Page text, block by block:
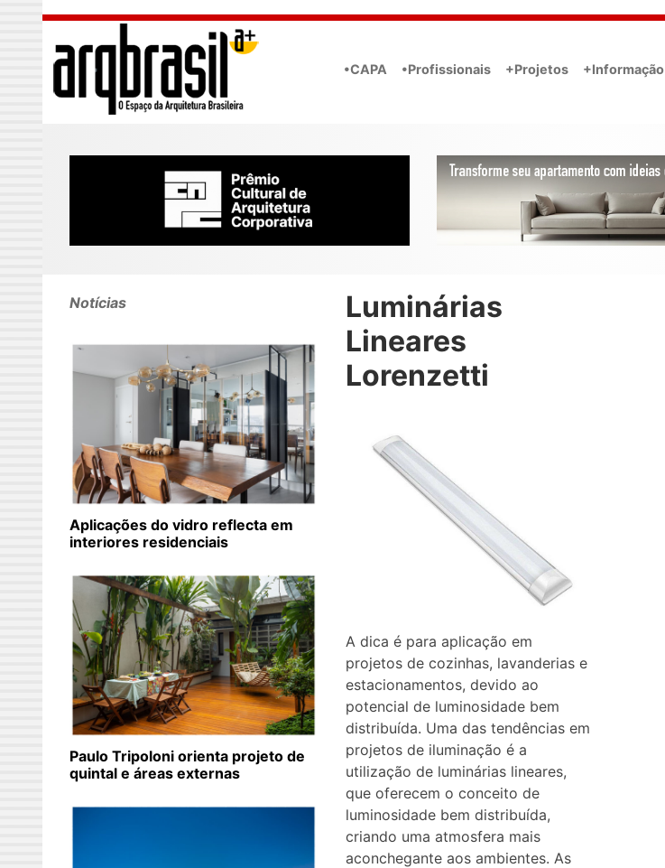
Skip to main content
•CAPA •Profissionais +Projetos +Informação
Luminárias
Lineares
Lorenzetti
A dica é para aplicação em
projetos de cozinhas, lavanderias e
estacionamentos, devido ao
potencial de luminosidade bem
distribuída. Uma das tendências em
projetos de iluminação é a
utilização de luminárias lineares,
que oferecem o conceito de
luminosidade bem distribuída,
criando uma atmosfera mais
aconchegante aos ambientes. As
Notícias
Aplicações do vidro reflecta em
interiores residenciais
Paulo Tripoloni orienta projeto de
quintal e áreas externas